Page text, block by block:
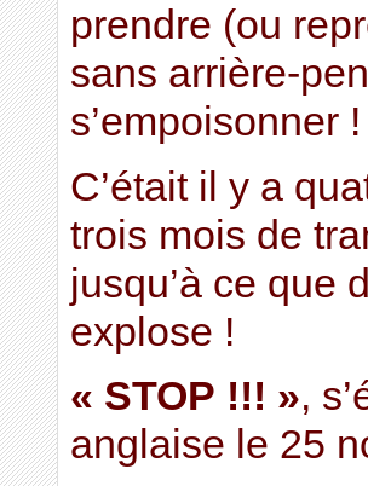
prendre (ou
sans arrière-
s’empoisonner !
C’était il y a
trois mois de
jusqu’à ce que
explose !
« STOP !!! »,
anglaise le 25